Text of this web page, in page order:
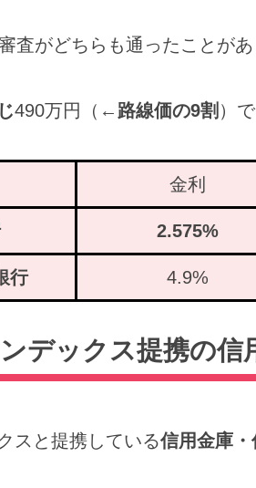
査がどちらも通ったことがあ
490万円（← 路線価の9割 ）
金利
2.575%
行 4.9%
デックス提携の信
スと提携している信用金庫